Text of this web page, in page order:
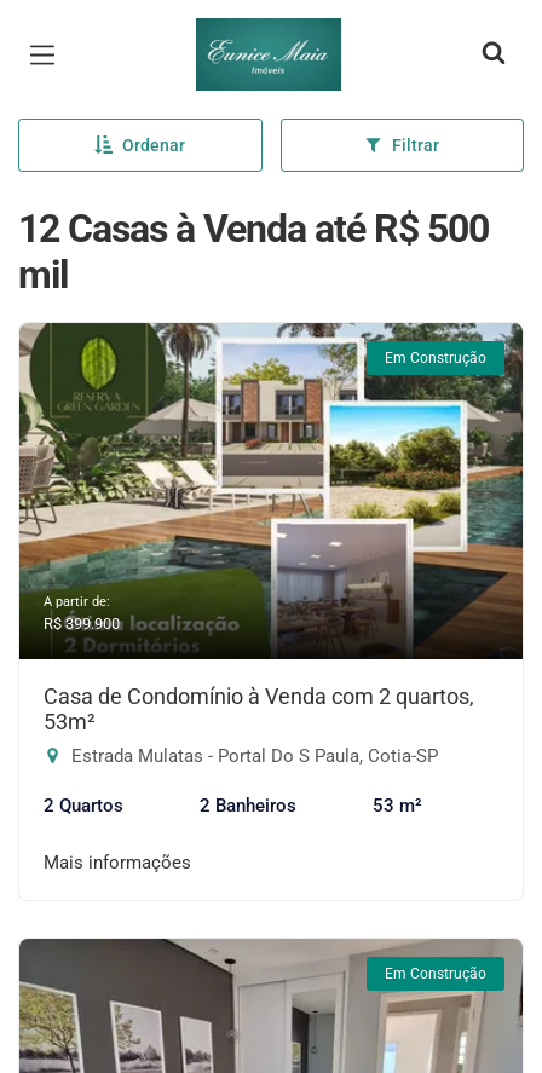
Página inicial
Ordenar Filtrar
12 Casas à Venda até R$ 500
mil
Em Construção
A partir de:
R$ 399.900
Casa de Condomínio à Venda com 2 quartos,
53m²
Estrada Mulatas - Portal Do S Paula, Cotia-SP
2 Quartos 2 Banheiros 53 m²
Mais informações
Em Construção